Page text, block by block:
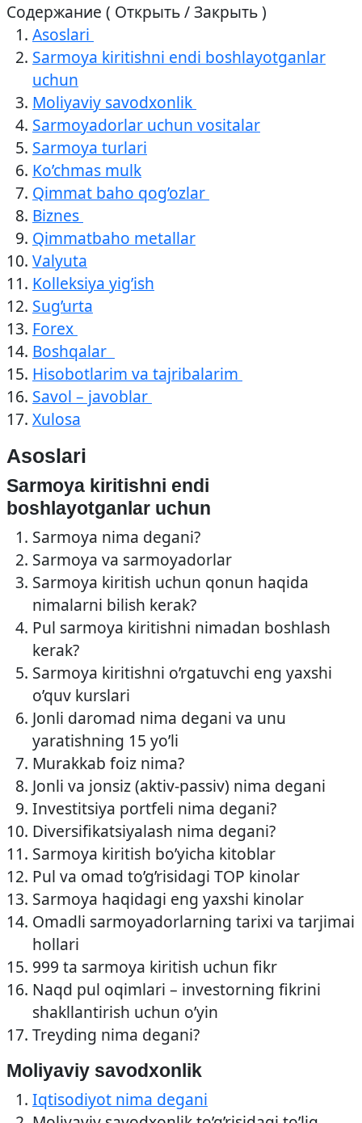
Содержание ( Открыть / Закрыть )
Asoslari
Sarmoya kiritishni endi boshlayotganlar
uchun
Moliyaviy savodxonlik
Sarmoyadorlar uchun vositalar
Sarmoya turlari
Ko’chmas mulk
Qimmat baho qog’ozlar
Biznes
Qimmatbaho metallar
Valyuta
Kolleksiya yig’ish
Sug’urta
Forex
Boshqalar
Hisobotlarim va tajribalarim
Savol – javoblar
Xulosa
Asoslari
Sarmoya kiritishni endi
boshlayotganlar uchun
Sarmoya nima degani?
Sarmoya va sarmoyadorlar
Sarmoya kiritish uchun qonun haqida
nimalarni bilish kerak?
Pul sarmoya kiritishni nimadan boshlash
kerak?
Sarmoya kiritishni o’rgatuvchi eng yaxshi
o’quv kurslari
Jonli daromad nima degani va unu
yaratishning 15 yo’li
Murakkab foiz nima?
Jonli va jonsiz (aktiv-passiv) nima degani
Investitsiya portfeli nima degani?
Diversifikatsiyalash nima degani?
Sarmoya kiritish bo’yicha kitoblar
Pul va omad to’g’risidagi TOP kinolar
Sarmoya haqidagi eng yaxshi kinolar
Omadli sarmoyadorlarning tarixi va tarjimai
hollari
999 ta sarmoya kiritish uchun fikr
Naqd pul oqimlari – investorning fikrini
shakllantirish uchun o’yin
Treyding nima degani?
Moliyaviy savodxonlik
Iqtisodiyot nima degani